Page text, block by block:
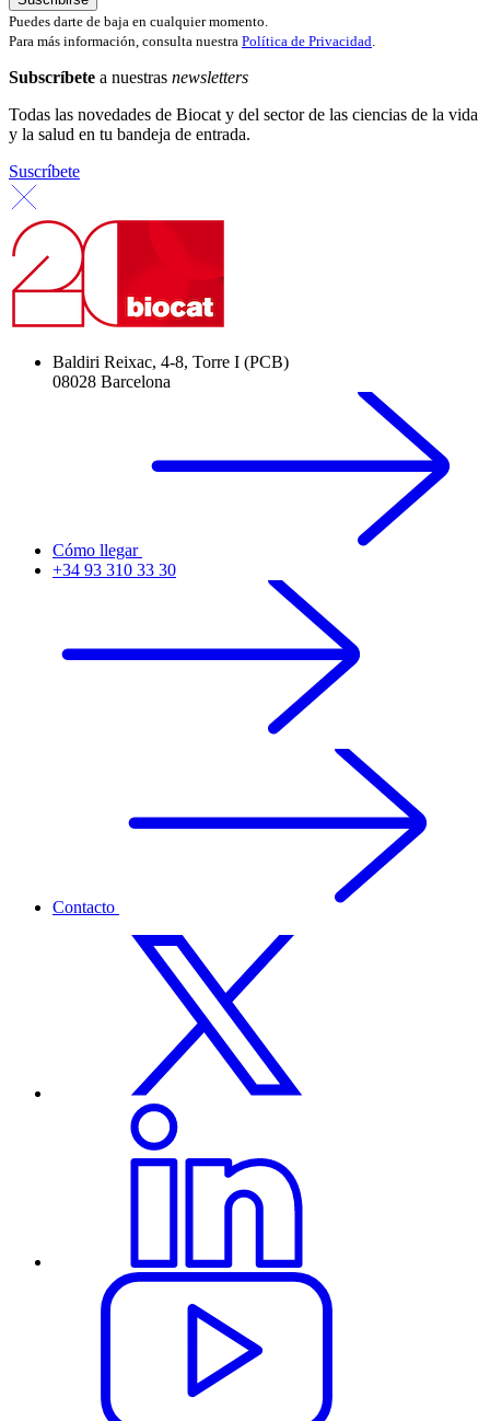
Puedes darte de baja en cualquier momento.
Para más información, consulta nuestra Política de Privacidad
Subscríbete a nuestras newsletters
Todas las novedades de Biocat y del sector de las ciencias de la vida
y la salud en tu bandeja de entrada.
Suscríbete
Baldiri Reixac, 4-8, Torre I (PCB)
08028 Barcelona
Cómo llegar
+34 93 310 33 30
Contacto